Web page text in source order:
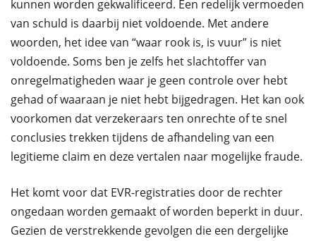
kunnen worden gekwalificeerd. Een redelijk vermoeden
van schuld is daarbij niet voldoende. Met andere
woorden, het idee van “waar rook is, is vuur” is niet
voldoende. Soms ben je zelfs het slachtoffer van
onregelmatigheden waar je geen controle over hebt
gehad of waaraan je niet hebt bijgedragen. Het kan ook
voorkomen dat verzekeraars ten onrechte of te snel
conclusies trekken tijdens de afhandeling van een
legitieme claim en deze vertalen naar mogelijke fraude.
Het komt voor dat EVR-registraties door de rechter
ongedaan worden gemaakt of worden beperkt in duur.
Gezien de verstrekkende gevolgen die een dergelijke